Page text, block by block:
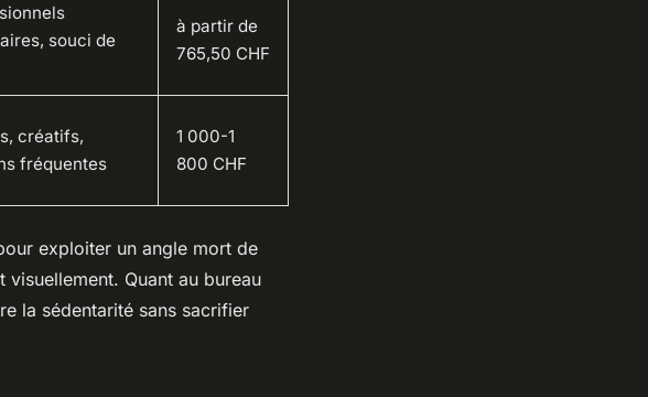
souci de
à partir de
765,50 CHF
créatifs,
fréquentes
1 000-1
800 CHF
exploiter un angle mort de
Quant au bureau
la sédentarité sans sacrifier